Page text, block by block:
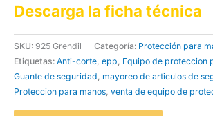
Descarga la ficha técnica
SKU: 925 Grendil Categoría: Protección para
Etiquetas: Anti-corte, epp, Equipo de proteccion
Guante de seguridad, mayoreo de articulos de
Proteccion para manos, venta de equipo de